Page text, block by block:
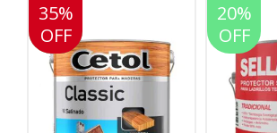
20%
OFF
20%
OFF